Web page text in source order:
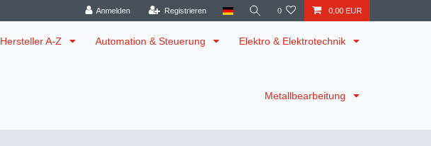
Anmelden Registrieren 0 0,00 EUR
Hersteller A-Z Automation & Steuerung Elektro & Elektrotechnik
Metallbearbeitung